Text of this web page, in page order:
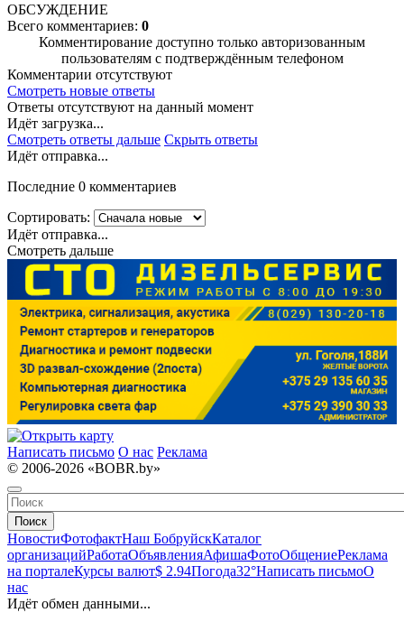
ОБСУЖДЕНИЕ
Всего комментариев: 0
Комментирование доступно только авторизованным
пользователям с подтверждённым телефоном
Комментарии отсутствуют
Смотреть новые ответы
Ответы отсутствуют на данный момент
Идёт загрузка...
Смотреть ответы дальше Скрыть ответы
Идёт отправка...
Последние 0 комментариев
Сортировать:
Идёт отправка...
Смотреть дальше
Написать письмо О нас Реклама
© 2006-2026 «BOBR.by»
Поиск
НовостиФотофактНаш БобруйскКаталог
организацийРаботаОбъявленияАфишаФотоОбщениеРеклама
на порталеКурсы валют$ 2.94Погода32°Написать письмоО
нас
Идёт обмен данными...